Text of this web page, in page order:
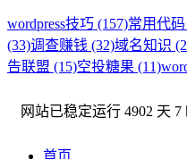
wordpress技巧 (157)常用代码
(33)调查赚钱 (32)域名知识
告联盟 (15)空投糖果 (11)
网站已稳定运行 4902 天 7